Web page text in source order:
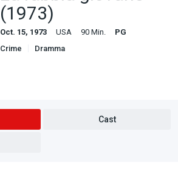
(1973)
Oct. 15, 1973 USA 90 Min.
PG
Crime
Dramma
Cast